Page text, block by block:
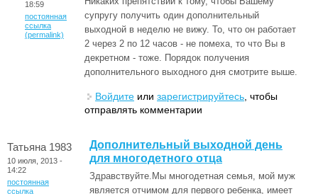
18:59
постоянная
ссылка
(permalink)
супругу получить один дополнительный
выходной в неделю не вижу. То, что он работает
2 через 2 по 12 часов - не помеха, то что Вы в
декретном - тоже. Порядок получения
дополнительного выходного дня смотрите выше.
Войдите или зарегистрируйтесь , чтобы
отправлять комментарии
Татьяна 1983
10 июля, 2013 -
14:22
постоянная
ссылка
Дополнительный выходной день
для многодетного отца
Здравствуйте.Мы многодетная семья, мой муж
является отчимом для первого ребенка, имеет